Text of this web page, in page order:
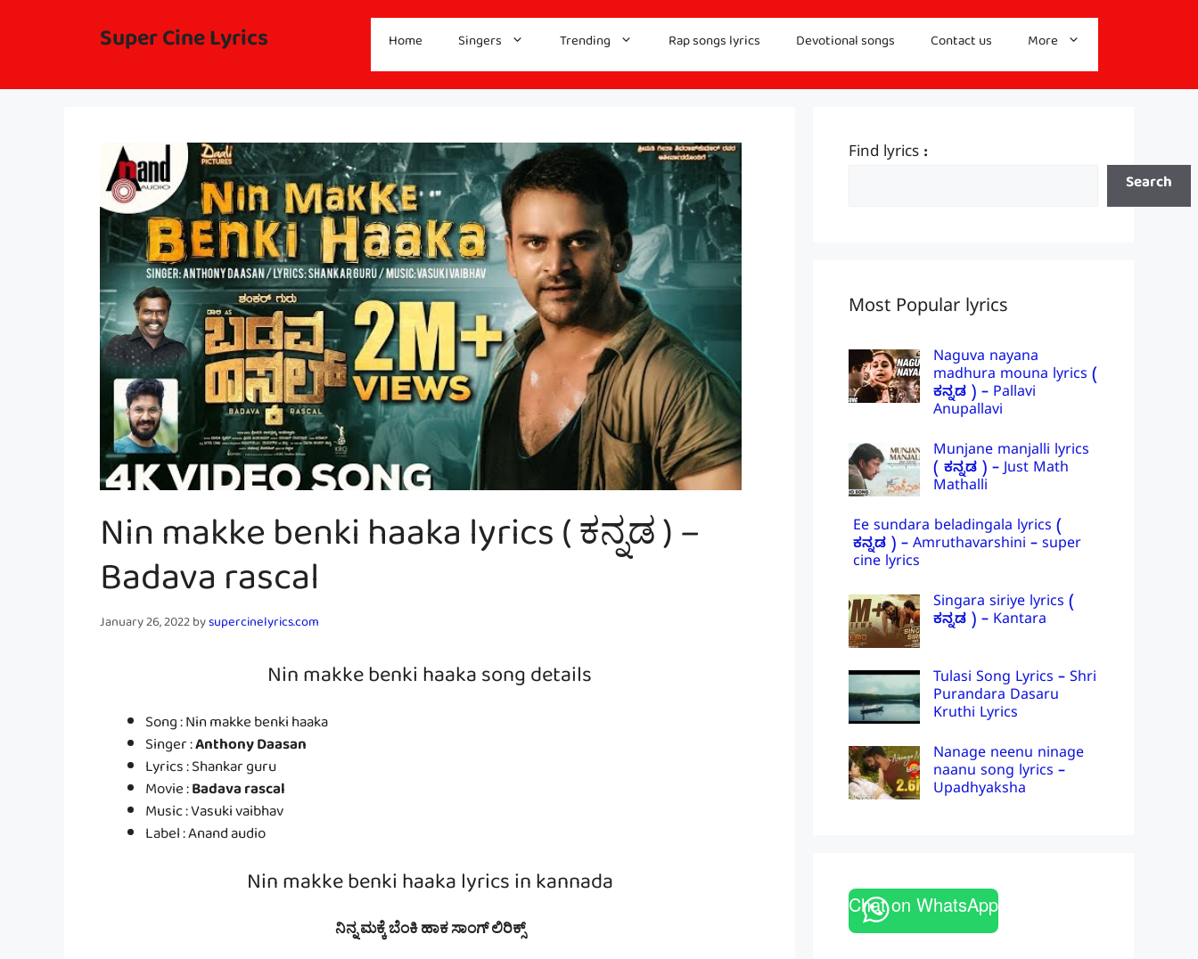
Super Cine Lyrics Home Singers Trending Rap songs lyrics Devotional songs Contact us More
Nin makke benki haaka lyrics ( ಕನ್ನಡ ) –
Badava rascal
January 26, 2022bysupercinelyrics.com
Nin makke benki haaka song details
Song : Nin makke benki haaka
Singer :Anthony Daasan
Lyrics : Shankar guru
Movie :Badava rascal
Music : Vasuki vaibhav
Label : Anand audio
Nin makke benki haaka lyrics in kannada
ನಿನ್ನ ಮಕ್ಕೆ ಬೆಂಕಿ ಹಾಕ ಸಾಂಗ್ ಲಿರಿಕ್ಸ್
Find lyrics :
Search
Most Popular lyrics
Naguva nayana
madhura mouna lyrics (
ಕನ್ನಡ ) – Pallavi
Anupallavi
Munjane manjalli lyrics
( ಕನ್ನಡ ) – Just Math
Mathalli
Ee sundara beladingala lyrics (
ಕನ್ನಡ ) – Amruthavarshini – super
cine lyrics
Singara siriye lyrics (
ಕನ್ನಡ ) – Kantara
Tulasi Song Lyrics – Shri
Purandara Dasaru
Kruthi Lyrics
Nanage neenu ninage
naanu song lyrics –
Upadhyaksha
Chat on WhatsApp